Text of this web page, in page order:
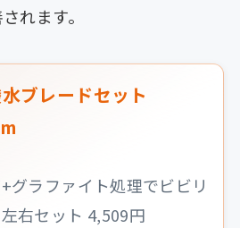
れます。
ブレードセット
グラファイト処理でビビリ
右セット 4,509円